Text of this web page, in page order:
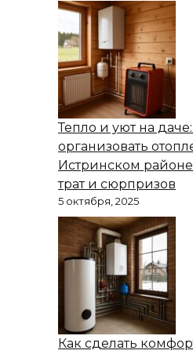
Тепло и уют на
организовать
Истринском
трат и сюрпризов
5 октября, 2025
Как сделать